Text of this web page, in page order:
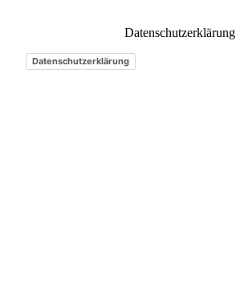
Datenschutzerklärung
Datenschutzerklärung